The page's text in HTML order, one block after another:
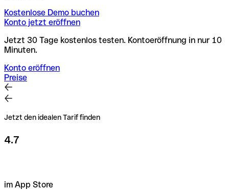
Kostenlose Demo buchen
Konto jetzt eröffnen
Jetzt 30 Tage kostenlos testen. Kontoeröffnung in nur 10
Minuten.
Konto eröffnen
Preise
Jetzt den idealen Tarif finden
4.7
im App Store